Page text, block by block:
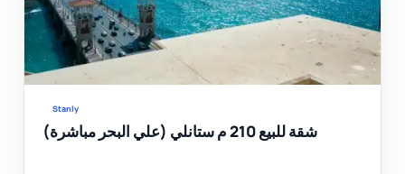
Stanly
شقة للبيع 210 م ستانلي (علي البحر مباشرة)